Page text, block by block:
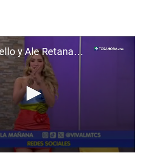
Larissa Graniello y Ale Retana coinciden en los colores de sus looks